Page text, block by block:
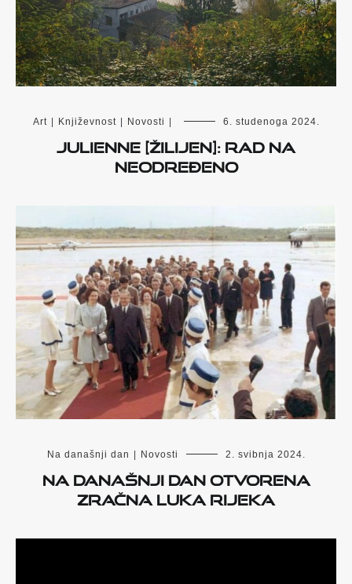
Art | Književnost | Novosti | 6. studenoga 2024.
Julienne [Žilijen]: Rad na
neodređeno
Na današnji dan | Novosti 2. svibnja 2024.
Na današnji dan otvorena
Zračna luka Rijeka